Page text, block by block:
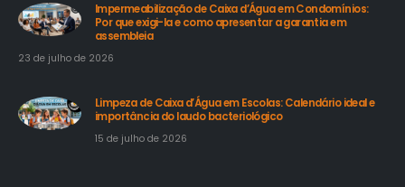
Impermeabilização de Caixa d’Água em Condomínios:
Por que exigi-la e como apresentar a garantia em
assembleia
23 de julho de 2026
Limpeza de Caixa d’Água em Escolas: Calendário ideal e
importância do laudo bacteriológico
15 de julho de 2026